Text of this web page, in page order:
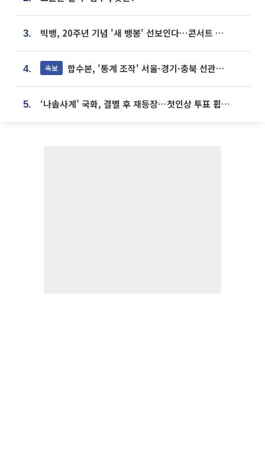
3. 빅뱅, 20주년 기념 '새 뱅봉' 선보인다⋯콘서트 앞두고 팝업 개최
4. 속보 합수본, '통계 조작' 서울·경기·충북 선관위 등 추가 압수수색
5. ‘나솔사계’ 국화, 결별 후 재등장⋯첫인상 투표 휩쓸고 ‘인기녀’ 등극